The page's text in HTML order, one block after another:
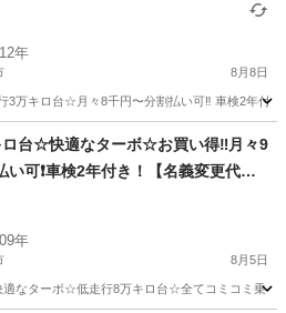
付き☆走行中DVD見れます☆プッシ
ライブレコーダー付きのフル装備
イール装着☆そのまま乗って帰れ
年
8月8日
3万キロ台☆月々8千円〜分割払い可‼️ 車検2年
ワゴンR
ロ台☆快適なターボ☆お買い得‼️月々9
い可❗️車検2年付き！【名義変更代込
！大人気☆ムーブコンテカスタム☆B
付き☆走行中DVD見れます☆ETC付
エアコン☆ドライブレコーダー付
年
8月5日
なターボ☆低走行8万キロ台☆全てコミコミ乗り